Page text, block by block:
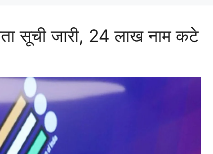
सूची जारी, 24 लाख नाम कटे